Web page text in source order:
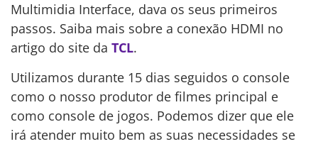
Multimidia Interface, dava os seus primeiros
passos. Saiba mais sobre a conexão HDMI no
artigo do site da TCL.
Utilizamos durante 15 dias seguidos o console
como o nosso produtor de filmes principal e
como console de jogos. Podemos dizer que ele
irá atender muito bem as suas necessidades se